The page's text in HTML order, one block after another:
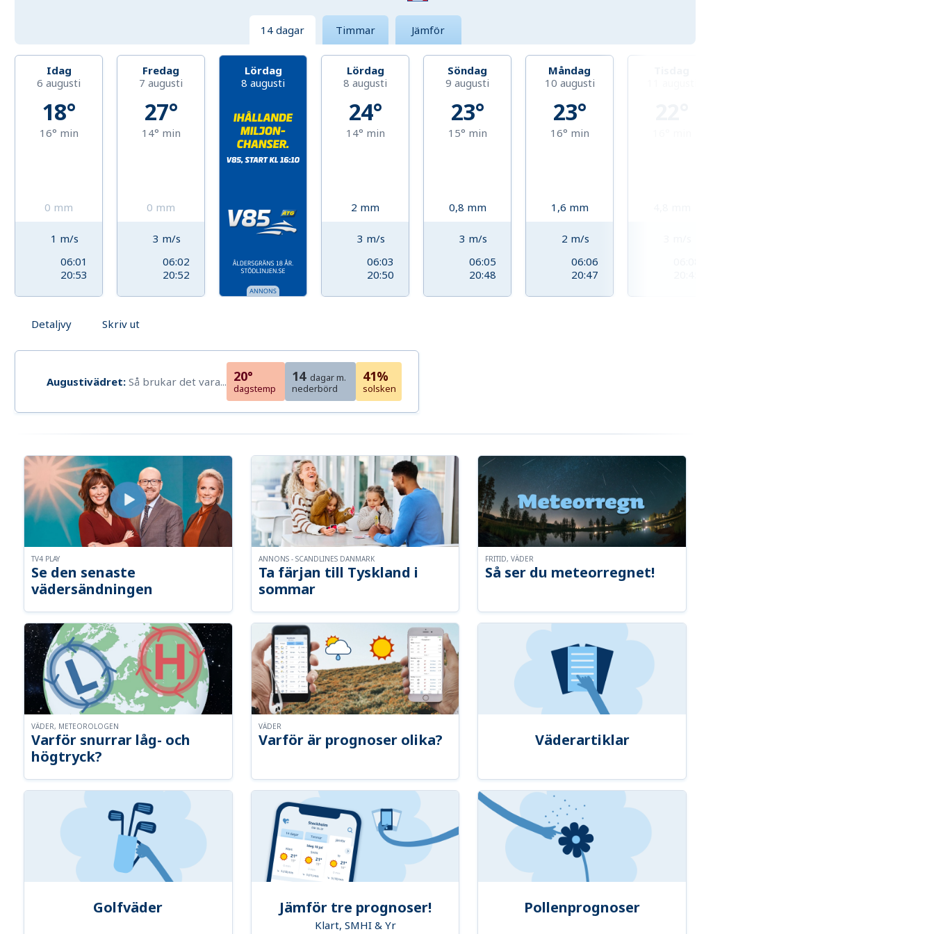
14 dagar Timmar Jämför
Idag
6 augusti
18°
16° min
0 mm
1 m/s
06:01
20:53
Fredag
7 augusti
27°
14° min
0 mm
3 m/s
06:02
20:52
Lördag
8 augusti
Lördag
8 augusti
24°
14° min
2 mm
3 m/s
06:03
20:50
Söndag
9 augusti
23°
15° min
0,8 mm
3 m/s
06:05
20:48
Måndag
10 augusti
23°
16° min
1,6 mm
2 m/s
06:06
20:47
Detaljvy Skriv ut
Augustivädret: Så brukar det vara... 20°
dagstemp
14 dagar m.
nederbörd
41%
solsken
Se den senaste
vädersändningen
TV4 PLAY
Ta färjan till Tyskland i
sommar
ANNONS - SCANDLINES DANMARK
Så ser du meteorregnet!
FRITID, VÄDER
Varför snurrar låg- och
högtryck?
VÄDER, METEOROLOGEN
Varför är prognoser olika?
VÄDER
Väderartiklar
Golfväder Jämför tre prognoser!
Klart, SMHI & Yr
Pollenprognoser